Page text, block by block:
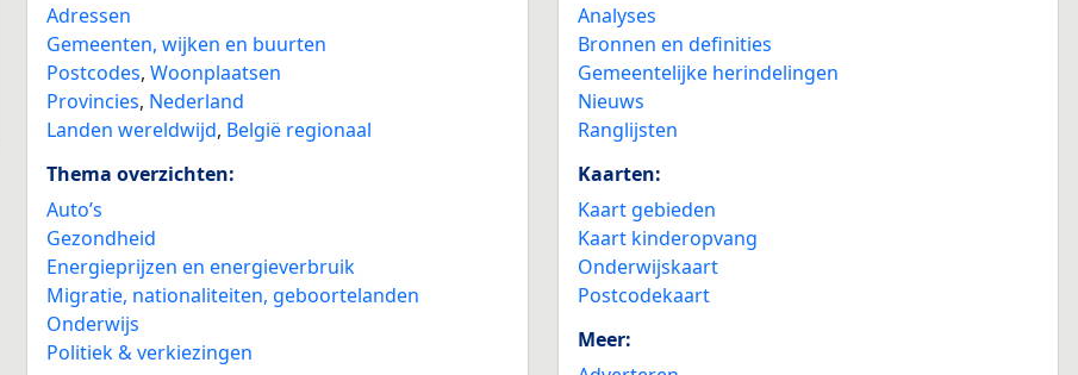
Adressen
Gemeenten, wijken en buurten
Postcodes,Woonplaatsen
Provincies, Nederland
Landen wereldwijd, België regionaal
Thema overzichten:
Auto’s
Gezondheid
Energieprijzen en energieverbruik
Migratie, nationaliteiten, geboortelanden
Onderwijs
Politiek & verkiezingen
Analyses
Bronnen en definities
Gemeentelijke herindelingen
Nieuws
Ranglijsten
Kaarten:
Kaart gebieden
Kaart kinderopvang
Onderwijskaart
Postcodekaart
Meer: